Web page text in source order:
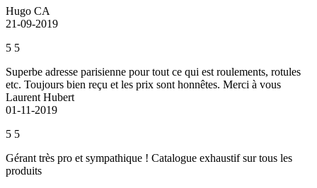
Hugo CA
21-09-2019
5 5
Superbe adresse parisienne pour tout ce qui est roulements, rotules
etc. Toujours bien reçu et les prix sont honnêtes. Merci à vous
Laurent Hubert
01-11-2019
5 5
Gérant très pro et sympathique ! Catalogue exhaustif sur tous les
produits